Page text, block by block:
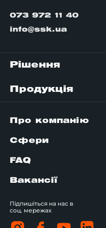
073 972 11 40
info@ssk.ua
Рішення
Продукція
Про компанію
Сфери
FAQ
Вакансії
Підпишіться на нас в
соц. мережах